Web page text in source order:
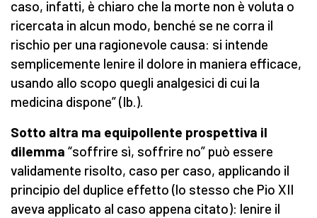
caso, infatti, è chiaro che la morte non è voluta o
ricercata in alcun modo, benché se ne corra il
rischio per una ragionevole causa: si intende
semplicemente lenire il dolore in maniera efficace,
usando allo scopo quegli analgesici di cui la
medicina dispone” (Ib.).
Sotto altra ma equipollente prospettiva il
dilemma “soffrire sì, soffrire no” può essere
validamente risolto, caso per caso, applicando il
principio del duplice effetto (lo stesso che Pio XII
aveva applicato al caso appena citato): lenire il